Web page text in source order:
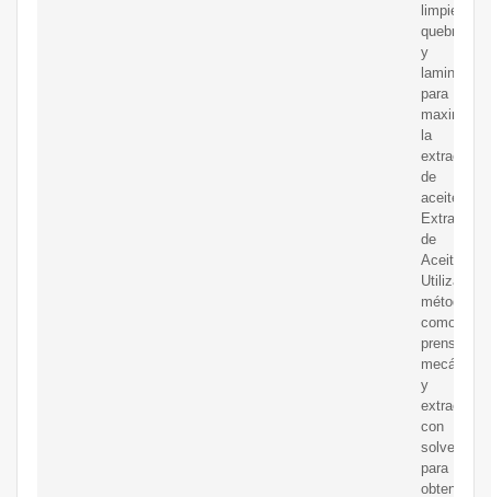
limpieza,
quebrado
y
laminado
para
maximizar
la
extracción
de
aceite.
Extracción
de
Aceite:
Utiliza
métodos
como
prensado
mecánico
y
extracción
con
solventes
para
obtener